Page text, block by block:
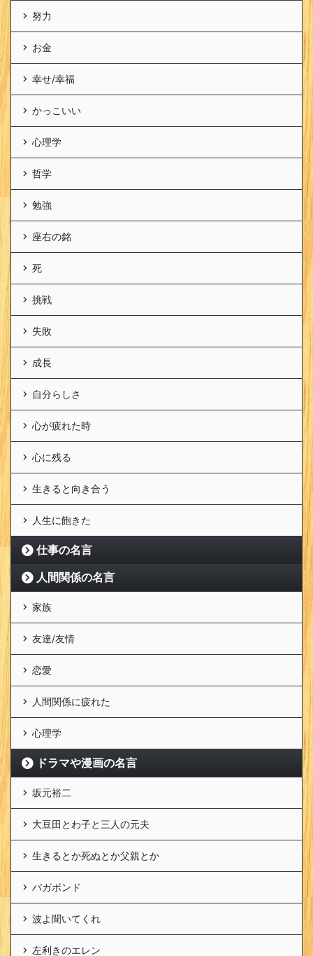
努力
お金
幸せ/幸福
かっこいい
心理学
哲学
勉強
座右の銘
死
挑戦
失敗
成長
自分らしさ
心が疲れた時
心に残る
生きると向き合う
人生に飽きた
仕事の名言
人間関係の名言
家族
友達/友情
恋愛
人間関係に疲れた
心理学
ドラマや漫画の名言
坂元裕二
大豆田とわ子と三人の元夫
生きるとか死ぬとか父親とか
バガボンド
波よ聞いてくれ
左利きのエレン